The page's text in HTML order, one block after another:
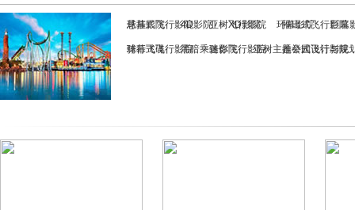
悬挂式飞行影院 亚树飞行影院 推出式飞行影院
骑行式飞行影院 迷你飞行影院 推举式飞行影院
球幕影院 4D影院 XD影院 环幕影院 巨幕
球幕飞碟 黑暗乘骑影院 亚树主题公园设计与规